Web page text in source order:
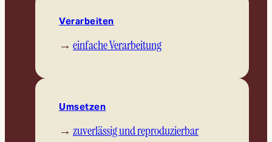
Verarbeiten
→ einfache Verarbeitung
Umsetzen
→ zuverlässig und reproduzierbar